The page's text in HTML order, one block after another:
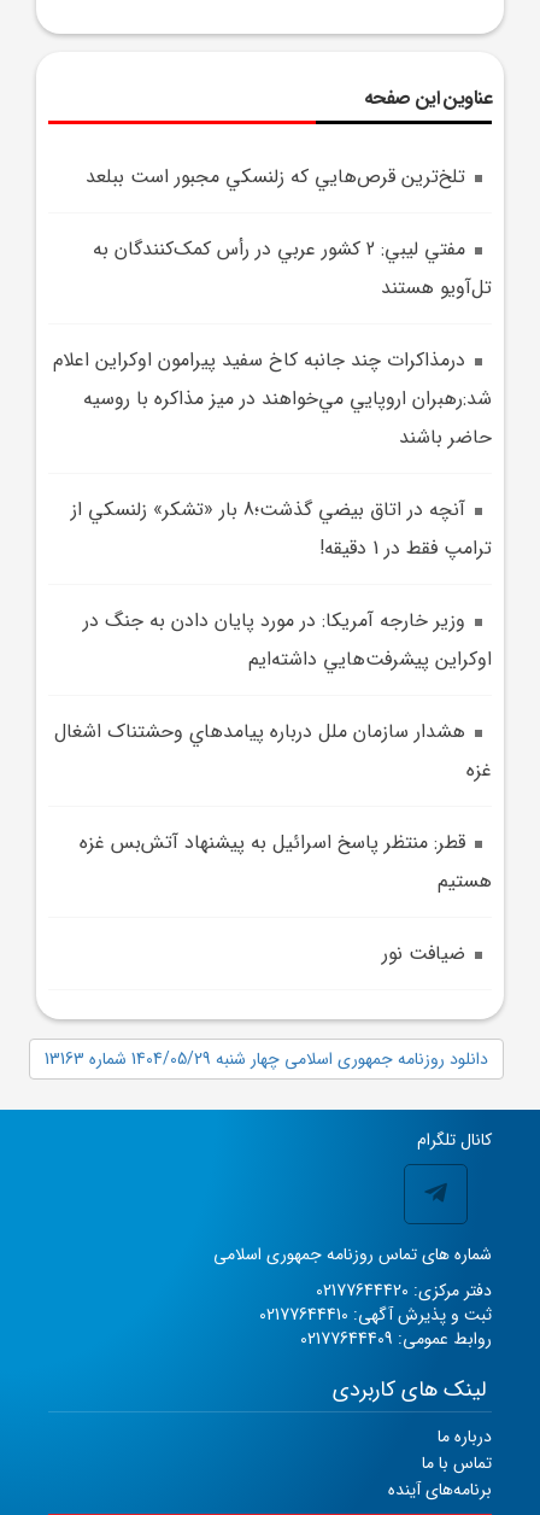
عناوین این صفحه
تلخ‌ترين قرص‌هايي که زلنسکي مجبور است ببلعد
مفتي ليبي: 2 کشور عربي در رأس کمک‌کنندگان به
تل‌آويو هستند
درمذاکرات چند جانبه کاخ سفيد پيرامون اوکراين اعلام
شد:رهبران اروپايي مي‌خواهند در ميز مذاکره با روسيه
حاضر باشند
آنچه در اتاق بيضي گذشت؛8 بار «تشکر» زلنسکي از
ترامپ فقط در 1 دقيقه!
وزير خارجه آمريکا: در مورد پايان دادن به جنگ در
اوکراين پيشرفت‌هايي داشته‌ايم
هشدار سازمان ملل درباره پيامدهاي وحشتناک اشغال
غزه
قطر: منتظر پاسخ اسرائيل به پيشنهاد آتش‌بس غزه
هستيم
ضيافت نور
دانلود روزنامه جمهوری اسلامی چهار شنبه 1404/05/29 شماره 13163
کانال تلگرام
شماره های تماس روزنامه جمهوری اسلامی
دفتر مرکزی: 02177644420
ثبت و پذیرش آگهی: 02177644410
روابط عمومی: 02177644409
لینک های کاربردی
درباره ما
تماس با ما
برنامه‌های آینده